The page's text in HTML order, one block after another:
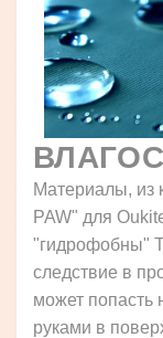
Материалы, из
PAW" для
"гидрофобны"
следствие в
может попасть
руками в